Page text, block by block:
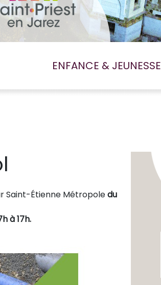
ENFANCE & JEUNESSE
Saint-Étienne Métropoledu
à 17h.